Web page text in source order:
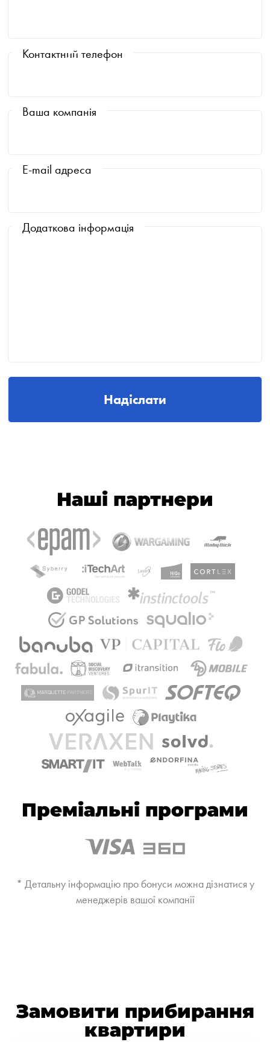
Контактний телефон
Ваша компанія
E-mail адреса
Додаткова інформація
Надіслати
Наші партнери
Преміальні програми
* Детальну інформацію про бонуси можна дізнатися у
менеджерів вашої компанії
Замовити прибирання
квартири